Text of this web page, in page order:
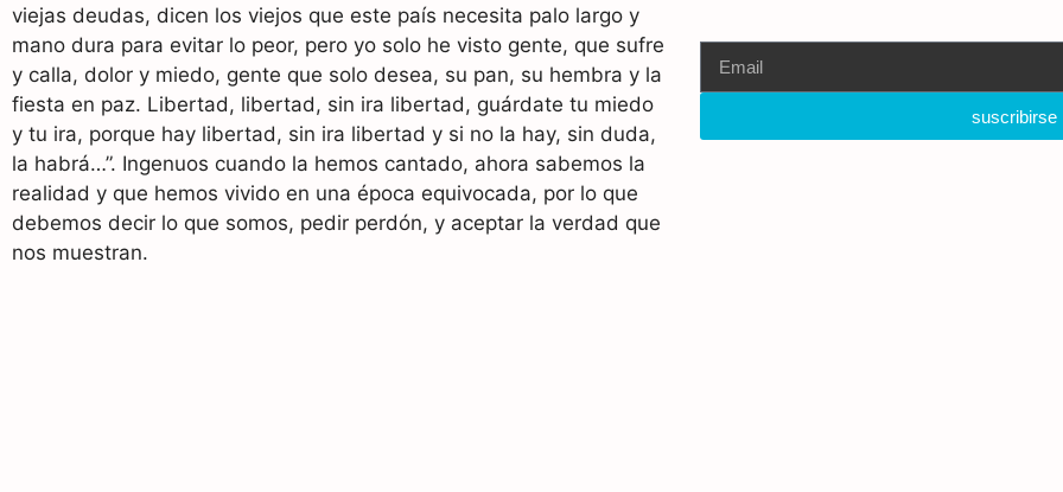
viejas deudas, dicen los viejos que este país necesita palo largo y
mano dura para evitar lo peor, pero yo solo he visto gente, que sufre
y calla, dolor y miedo, gente que solo desea, su pan, su hembra y la
fiesta en paz. Libertad, libertad, sin ira libertad, guárdate tu miedo
y tu ira, porque hay libertad, sin ira libertad y si no la hay, sin duda,
la habrá…”. Ingenuos cuando la hemos cantado, ahora sabemos la
realidad y que hemos vivido en una época equivocada, por lo que
debemos decir lo que somos, pedir perdón, y aceptar la verdad que
nos muestran.
suscribirse